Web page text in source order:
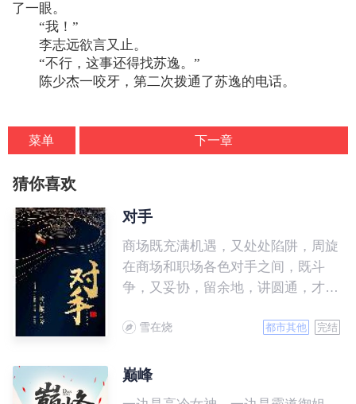
了一眼。
“我！”
李志远欲言又止。
“不行，这事还得找苏逸。”
陈少杰一咬牙，第二次拨通了苏逸的电话。
菜单 下一章
猜你喜欢
对手
商场既充满机遇，又处处陷阱，周旋
在商场和职场各色对手之间，既斗
争，又妥协，留余地，讲圆通，才是
雪在烧 都市其他 完结
巅峰